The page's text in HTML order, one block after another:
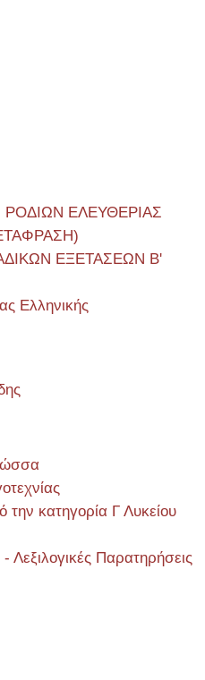
ΕΛΕΥΘΕΡΙΑΣ
ΕΞΕΤΑΣΕΩΝ Β'
Ελληνικής
την κατηγορία Γ Λυκείου
Λεξιλογικές Παρατηρήσεις